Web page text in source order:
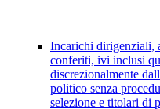
Incarichi dirigenziali,
conferiti, ivi inclusi
discrezionalmente
politico senza
selezione e titolari di